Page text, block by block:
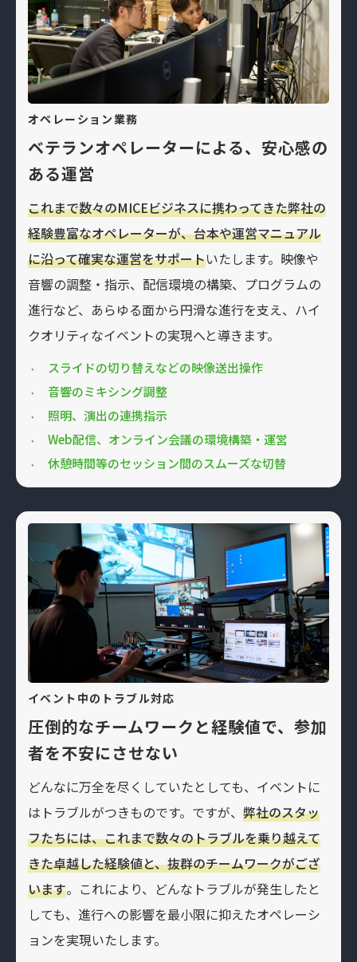
オペレーション業務
ベテランオペレーターによる、安心感の
ある運営
これまで数々のMICEビジネスに携わってきた弊社の
経験豊富なオペレーターが、台本や運営マニュアル
に沿って確実な運営をサポートいたします。映像や
音響の調整・指示、配信環境の構築、プログラムの
進行など、あらゆる面から円滑な進行を支え、ハイ
クオリティなイベントの実現へと導きます。
スライドの切り替えなどの映像送出操作
音響のミキシング調整
照明、演出の連携指示
Web配信、オンライン会議の環境構築・運営
休憩時間等のセッション間のスムーズな切替
イベント中のトラブル対応
圧倒的なチームワークと経験値で、参加
者を不安にさせない
どんなに万全を尽くしていたとしても、イベントに
はトラブルがつきものです。ですが、 弊社のスタッ
フたちには、これまで数々のトラブルを乗り越えて
きた卓越した経験値と、抜群のチームワークがござ
います。これにより、どんなトラブルが発生したと
しても、進行への影響を最小限に抑えたオペレーシ
ョンを実現いたします。